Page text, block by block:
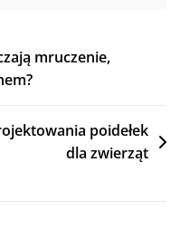
mruczenie,
poidełek
dla zwierząt